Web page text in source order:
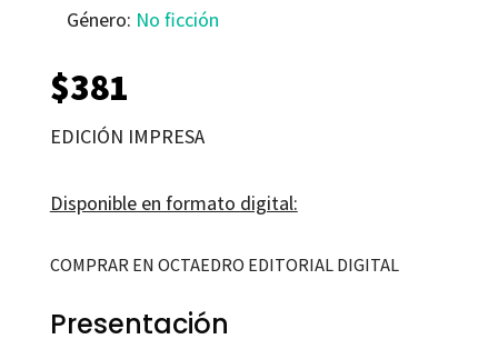
Género: No ficción
$381
EDICIÓN IMPRESA
Disponible en formato digital:
COMPRAR EN OCTAEDRO EDITORIAL DIGITAL
Presentación